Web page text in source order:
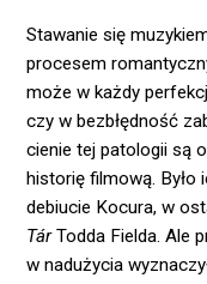
Stawanie się
procesem
może w każdy
czy w bezbłędność
cienie tej patologii są
historię filmową. Było
debiucie Kocura, w
TárTodda Fielda. Ale
w nadużycia